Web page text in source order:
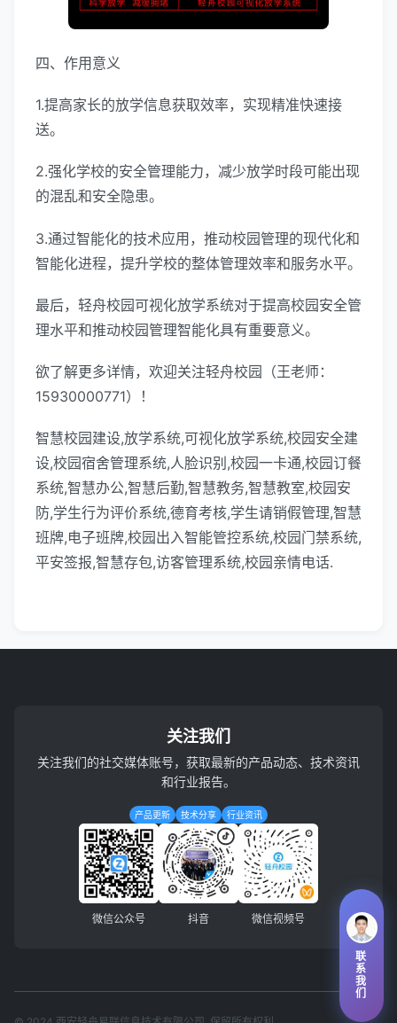
四、作用意义
1.提高家长的放学信息获取效率，实现精准快速接
送。
2.强化学校的安全管理能力，减少放学时段可能出现
的混乱和安全隐患。
3.通过智能化的技术应用，推动校园管理的现代化和
智能化进程，提升学校的整体管理效率和服务水平。
最后，轻舟校园可视化放学系统对于提高校园安全管
理水平和推动校园管理智能化具有重要意义。
欲了解更多详情，欢迎关注轻舟校园（王老师：
15930000771）！
智慧校园建设,放学系统,可视化放学系统,校园安全建
设,校园宿舍管理系统,人脸识别,校园一卡通,校园订餐
系统,智慧办公,智慧后勤,智慧教务,智慧教室,校园安
防,学生行为评价系统,德育考核,学生请销假管理,智慧
班牌,电子班牌,校园出入智能管控系统,校园门禁系统,
平安签报,智慧存包,访客管理系统,校园亲情电话.
关注我们
关注我们的社交媒体账号，获取最新的产品动态、技术资讯
和行业报告。
产品更新 技术分享 行业资讯
微信公众号 抖音 微信视频号
联
系
我
们